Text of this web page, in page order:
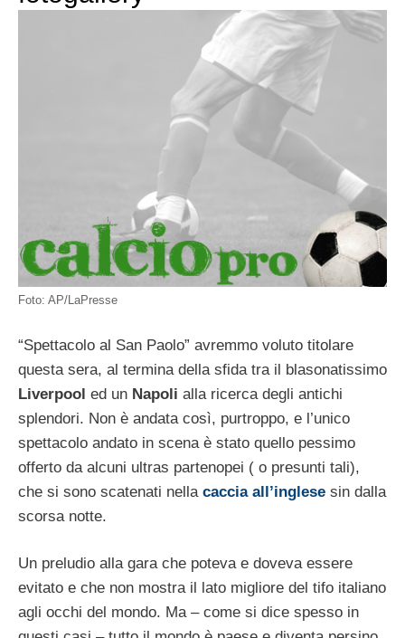
Foto: AP/LaPresse
“Spettacolo al San Paolo” avremmo voluto titolare
questa sera, al termina della sfida tra il blasonatissimo
Liverpool ed un Napoli alla ricerca degli antichi
splendori. Non è andata così, purtroppo, e l’unico
spettacolo andato in scena è stato quello pessimo
offerto da alcuni ultras partenopei ( o presunti tali),
che si sono scatenati nella caccia all’inglese sin dalla
scorsa notte.
Un preludio alla gara che poteva e doveva essere
evitato e che non mostra il lato migliore del tifo italiano
agli occhi del mondo. Ma – come si dice spesso in